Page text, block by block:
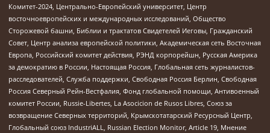
Комитет-2024, Центрально-Европейский университет, Центр
восточноевропейских и международных исследований, Общество
Сторожевой башни, Библии и трактатов Свидетелей Иеговы, Гражданский
Совет, Центр анализа европейской политики, Академическая сеть Восточная
Европа, Российский комитет действия, РЭНД корпорейшн, Русская Америка
за демократию в России, Настоящая Россия, Глобальная сеть журналистов-
расследователей, Служба поддержки, Свободная Россия Берлин, Свободная
Россия Северный Рейн-Вестфалия, Фонд глобальной помощи, Антивоенный
комитет России, Russie-Libertes, La Asocicion de Rusos Libres, Союз за
возвращение Северных территорий, Крымскотатарский Ресурсный Центр,
Глобальный союз IndustriALL, Russian Election Monitor, Article 19, Мнение